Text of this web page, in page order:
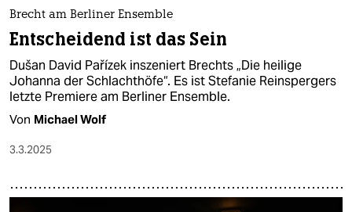
Brecht am Berliner Ensemble
Entscheidend ist das Sein
Dušan David Pařízek inszeniert Brechts „Die heilige
Johanna der Schlachthöfe“. Es ist Stefanie Reinspergers
letzte Premiere am Berliner Ensemble.
Von Michael Wolf
3.3.2025